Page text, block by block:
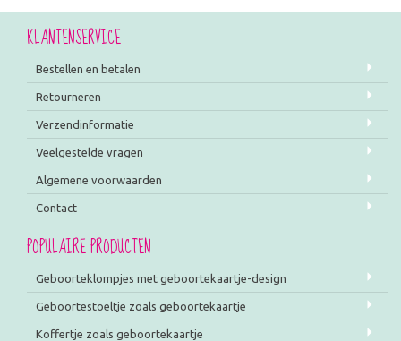
KLANTENSERVICE
Bestellen en betalen
Retourneren
Verzendinformatie
Veelgestelde vragen
Algemene voorwaarden
Contact
POPULAIRE PRODUCTEN
Geboorteklompjes met geboortekaartje-design
Geboortestoeltje zoals geboortekaartje
Koffertje zoals geboortekaartje